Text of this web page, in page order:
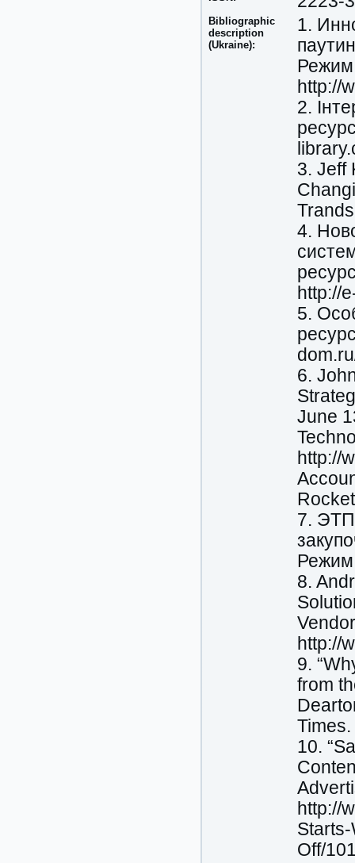
Bibliographic
description
(Ukraine):
1.
Режим
http://
2.
3. Jeff
4.
http://
5.
6.
June
http://
7. ЭТП
Режим
8.
http://
9.
from
Times.
10.
http://
Off/